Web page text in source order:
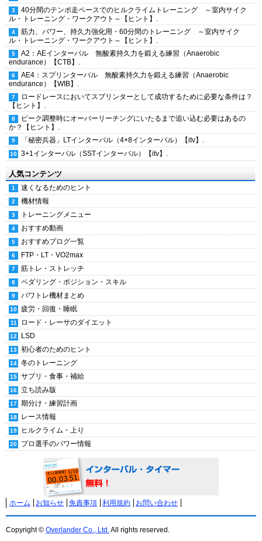
40分間のテンポ走ペースでのヒルクライムトレーニング ～室内サイク
ル・トレーニング・ワークアウト～【ヒント】.
筋力、パワー、持久力強化用・60分間のトレーニング ～室内サイク
ル・トレーニング・ワークアウト～【ヒント】.
A2：AEインターバル 無酸素持久力を鍛える練習（Anaerobic
endurance）【CTB】.
AE4：スプリンターバル 無酸素持久力を鍛える練習（Anaerobic
endurance）【WIB】.
ロードレースにおいてスプリンターとして成功するために必要な条件は？
【ヒント】.
ピーク調整時にオーバーリーチングにいたるまで追い込む必要はあるの
か？【ヒント】.
「秘密兵器」LTインターバル（4+8インターバル）【itv】.
3+1インターバル（SSTインターバル）【itv】.
人気コンテンツ
速くなるためのヒント
機材情報
トレーニングメニュー
おすすめ動画
おすすめブログ一覧
FTP・LT・VO2max
筋トレ・ストレッチ
ペダリング・ポジション・スキル
パワトレ機材まとめ
疲労・回復・睡眠
ロード・レーサのダイエット
LSD
初心者のためのヒント
冬のトレーニング
サプリ・食事・補給
立ち読み版
期分け・練習計画
レース情報
ヒルクライム・上り
プロ選手のパワー情報
ホーム お知らせ 免責事項 利用規約 お問い合わせ
Copyright © Overlander Co., Ltd.All rights reserved.